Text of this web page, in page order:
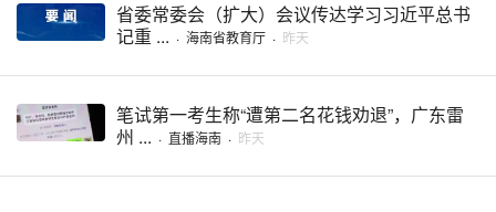
省委常委会（扩大）会议传达学习习近平总书
记重 ... · 海南省教育厅 · 昨天
笔试第一考生称“遭第二名花钱劝退”，广东雷
州 ... · 直播海南 · 昨天